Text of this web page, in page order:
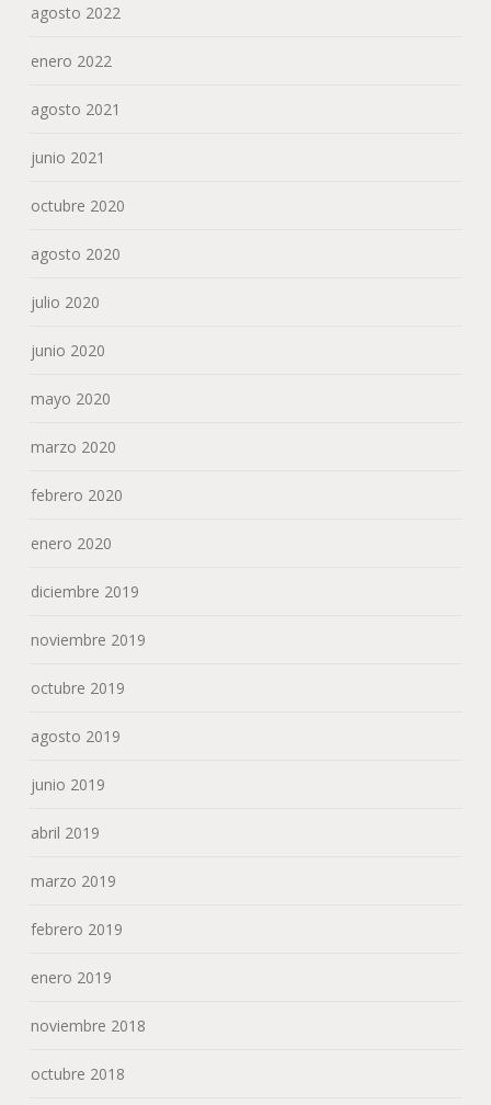
agosto 2022
enero 2022
agosto 2021
junio 2021
octubre 2020
agosto 2020
julio 2020
junio 2020
mayo 2020
marzo 2020
febrero 2020
enero 2020
diciembre 2019
noviembre 2019
octubre 2019
agosto 2019
junio 2019
abril 2019
marzo 2019
febrero 2019
enero 2019
noviembre 2018
octubre 2018